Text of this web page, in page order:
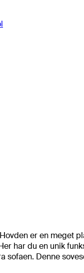
er en meget
har du en unik
sofaen. Denne